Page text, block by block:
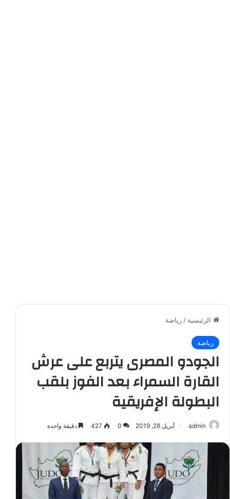
الرئيسية / رياضة
رياضة
الجودو المصرى يتربع على عرش
القارة السمراء بعد الفوز بلقب
البطولة الإفريقية
admin أبريل 28, 2019 0
427 دقيقة واحدة